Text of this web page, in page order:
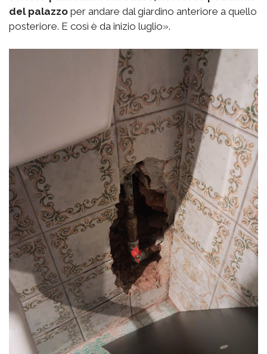
del palazzo per andare dal giardino anteriore a quello
posteriore. E così è da inizio luglio».